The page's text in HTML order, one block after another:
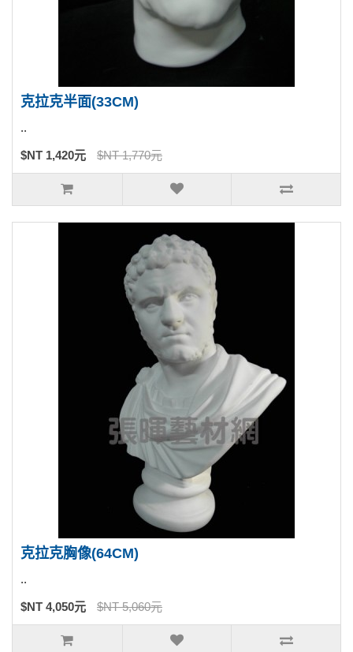
克拉克半面(33CM)
..
$NT 1,420元 $NT 1,770元
克拉克胸像(64CM)
..
$NT 4,050元 $NT 5,060元